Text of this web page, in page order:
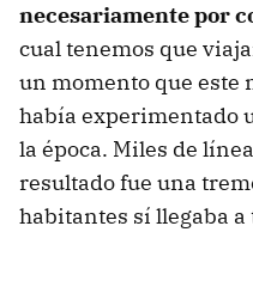
necesariamente por
cual tenemos que
un momento que este
había experimentado
la época. Miles de
resultado fue una
habitantes sí llegaba